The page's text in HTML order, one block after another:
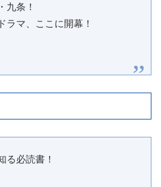
九条！
ラマ、ここに開幕！
る必読書！